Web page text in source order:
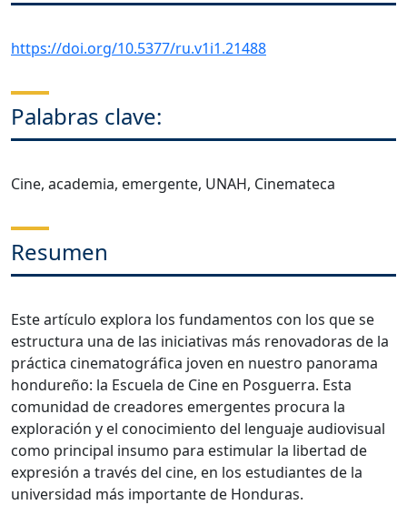
https://doi.org/10.5377/ru.v1i1.21488
Palabras clave:
Cine, academia, emergente, UNAH, Cinemateca
Resumen
Este artículo explora los fundamentos con los que se
estructura una de las iniciativas más renovadoras de la
práctica cinematográfica joven en nuestro panorama
hondureño: la Escuela de Cine en Posguerra. Esta
comunidad de creadores emergentes procura la
exploración y el conocimiento del lenguaje audiovisual
como principal insumo para estimular la libertad de
expresión a través del cine, en los estudiantes de la
universidad más importante de Honduras.